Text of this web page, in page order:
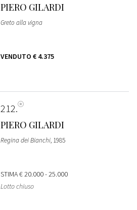
PIERO GILARDI
Greto alla vigna
VENDUTO € 4.375
212
PIERO GILARDI
Regina dei Bianchi, 1985
STIMA€ 20.000 - 25.000
Lotto chiuso